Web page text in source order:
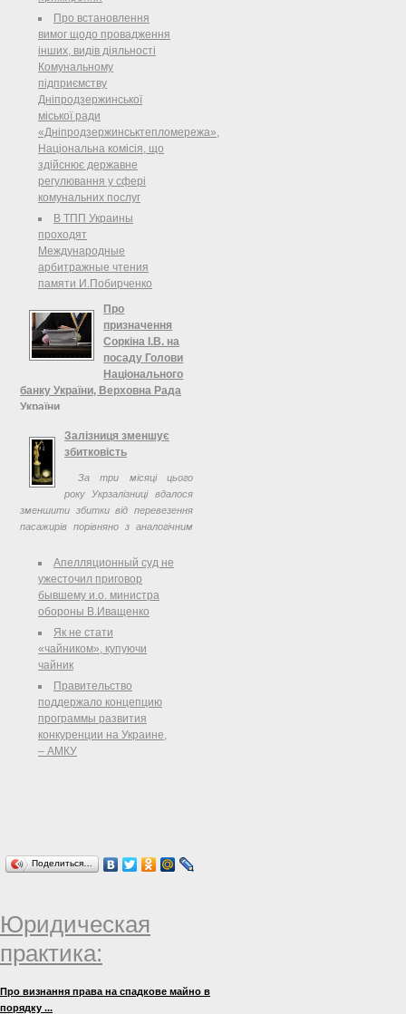
Про встановлення
вимог щодо провадження
інших, видів діяльності
Комунальному
підприємству
Дніпродзержинської
міської ради
«Дніпродзержинськтепломережа»,
Національна комісія, що
здійснює державне
регулювання у сфері
комунальних послуг
В ТПП Украины
проходят
Международные
арбитражные чтения
памяти И.Побирченко
Про
призначення
Соркіна І.В. на
посаду Голови
Національного
банку України, Верховна Рада
України
ПОСТАНОВА Верховної Ради
України Відповідно до пункту 18
частини першої статті 85
Конституції України( 254к/96-ВР )
Верховна Рада України
постановляє:
Залізниця зменшує
збитковість
За три місяці цього
року Укрзалізниці вдалося
зменшити збитки від перевезення
пасажирів порівняно з аналогічним
результату вдалося за рахунок
ефективнішого використання ...
Апелляционный суд не
ужесточил приговор
бывшему и.о. министра
обороны В.Иващенко
Як не стати
«чайником», купуючи
чайник
Правительство
поддержало концепцию
программы развития
конкуренции на Украине,
– АМКУ
Поделиться…
Юридическая
практика:
Про визнання права на спадкове майно в
порядку ...